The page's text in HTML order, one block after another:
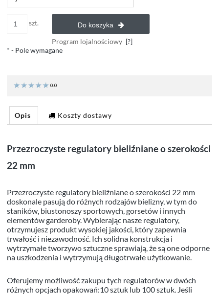
szt. Do koszyka
Program lojalnościowy [?]
* - Pole wymagane
0.0
Opis Koszty dostawy
Przezroczyste regulatory bieliźniane o szerokości
22 mm
Przezroczyste regulatory bieliźniane o szerokości 22 mm
doskonale pasują do różnych rodzajów bielizny, w tym do
staników, biustonoszy sportowych, gorsetów i innych
elementów garderoby. Wybierając nasze regulatory,
otrzymujesz produkt wysokiej jakości, który zapewnia
trwałość i niezawodność. Ich solidna konstrukcja i
wytrzymałe tworzywo sztuczne sprawiają, że są one odporne
na uszkodzenia i wytrzymują długotrwałe użytkowanie.
Oferujemy możliwość zakupu tych regulatorów w dwóch
różnych opcjach opakowań:10 sztuk lub 100 sztuk. Jeśli